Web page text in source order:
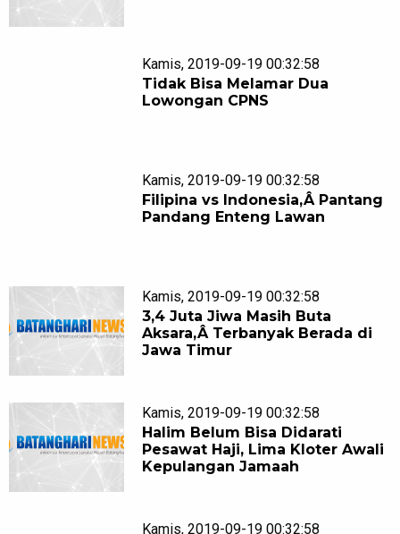
Kamis, 2019-09-19 00:32:58
Tidak Bisa Melamar Dua
Lowongan CPNS
Kamis, 2019-09-19 00:32:58
Filipina vs Indonesia,Â Pantang
Pandang Enteng Lawan
Kamis, 2019-09-19 00:32:58
3,4 Juta Jiwa Masih Buta
Aksara,Â Terbanyak Berada di
Jawa Timur
Kamis, 2019-09-19 00:32:58
Halim Belum Bisa Didarati
Pesawat Haji, Lima Kloter Awali
Kepulangan Jamaah
Kamis, 2019-09-19 00:32:58